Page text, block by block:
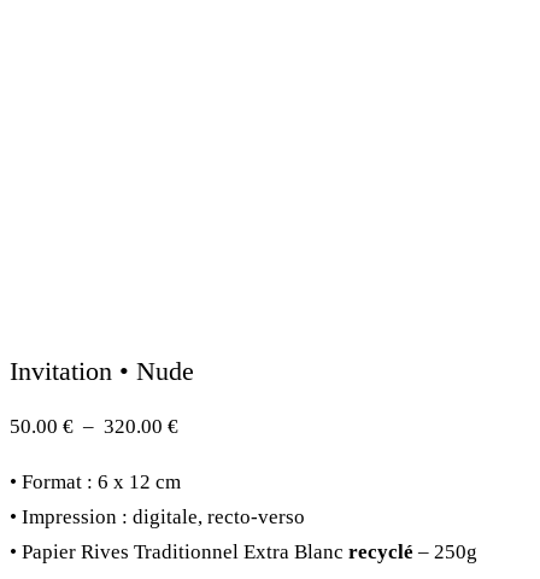
Invitation • Nude
50.00 € – 320.00 €Plage
prix :
50.00 €
à
• Format : 6 x 12 cm
• Impression : digitale, recto-verso
• Papier Rives Traditionnel Extra Blanc recyclé – 250g